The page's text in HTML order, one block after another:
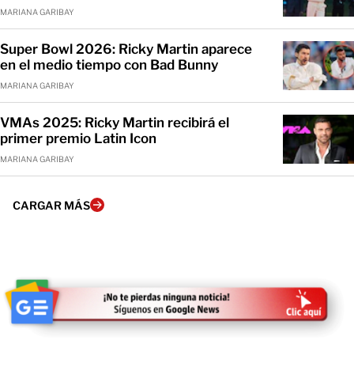
MARIANA GARIBAY
Super Bowl 2026: Ricky Martin aparece
en el medio tiempo con Bad Bunny
MARIANA GARIBAY
VMAs 2025: Ricky Martin recibirá el
primer premio Latin Icon
MARIANA GARIBAY
CARGAR MÁS